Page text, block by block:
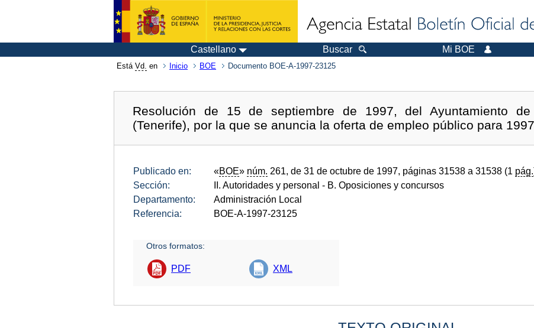
Castellano Buscar Mi BOE
Está Vd. en Inicio BOE Documento BOE-A-1997-23125
Resolución de 15 de septiembre de 1997, del Ayuntamiento
(Tenerife), por la que se anuncia la oferta de empleo público para
Publicado en: «BOE» núm. 261, de 31 de octubre de 1997, páginas 31538 a 31538 (1 pág.
Sección:
II. Autoridades y personal - B. Oposiciones y concursos
Departamento:
Administración Local
Referencia:
BOE-A-1997-23125
Otros formatos:
PDF XML